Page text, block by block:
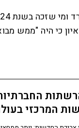
כי היה "ממש
המרכזי